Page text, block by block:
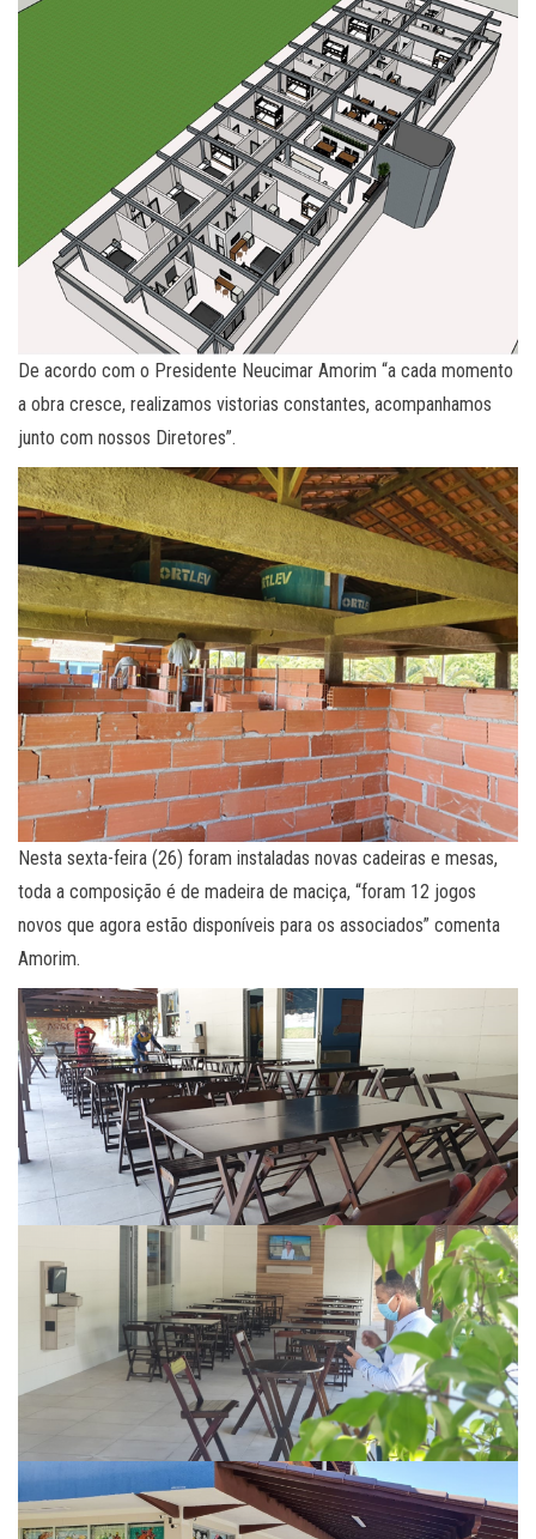
De acordo com o Presidente Neucimar Amorim “a cada momento
a obra cresce, realizamos vistorias constantes, acompanhamos
junto com nossos Diretores”.
Nesta sexta-feira (26) foram instaladas novas cadeiras e mesas,
toda a composição é de madeira de maciça, “foram 12 jogos
novos que agora estão disponíveis para os associados” comenta
Amorim.